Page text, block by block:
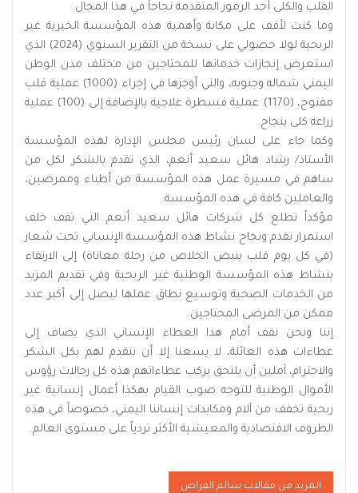
القلب والكلى أحد الرموز المتقدمة نجاحاً في هذا المجال.
وما كنت لأقف على مكانة وأهمية هذه المؤسسة الخيرية غير
الربحية لولا حصولي على نسخة من التقرير السنوي (2024) الذي
استعرض إنجازات خدماتها للمحتاجين من مختلف مدن الوطن
اليمني شماله وجنوبه، والتي أوجزها في إجراء (1000) عملية قلب
مفتوح، (1170) عملية قسطرة علاجية بالإضافة إلى (100) عملية
زراعة كلى بنجاح.
وكما جاء على لسان رئيس مجلس الإدارة لهذه المؤسسة
الأستاذ/ رشاد هائل سعيد أنعم، الذي تقدم بالشكر لكل من
ساهم في مسيرة عمل هذه المؤسسة من أطباء وممرضين،
والعاملين كافة في هذه المؤسسة.
مؤكداً تطلع كل شركات هائل سعيد أنعم التي تقف خلف
استمرار تقدم ونجاح نشاط هذه المؤسسة الإنساني تحت شعار
(في كل يوم قلب ينبض الخلاص من رحلة معاناة) إلى الارتقاء
بنشاط هذه المؤسسة الوطنية غير الربحية وفي تقديم المزيد
من الخدمات الصحية وتوسيع نطاق عملها ليصل إلى أكبر عدد
ممكن من المرضى المحتاجين.
إننا ونحن نقف أمام هذا العطاء الإنساني الذي يضاف إلى
عطاءات هذه العائلة، لا يسعنا إلا أن نتقدم لهم بكل الشكر
والاحترام، آملين أن يلتحق بركب عطاءاتهم هذه كل رجالات رؤوس
الأموال الوطنية للتوجه صوب القيام بهكذا أعمال إنسانية غير
ربحية تخفف من آلام ومكابدات إنساننا اليمني، خصوصاً في هذه
الظروف الاقتصادية والمعيشية الأكثر تردياً على مستوى العالم.
المزيد من مقالات سالم الفراص